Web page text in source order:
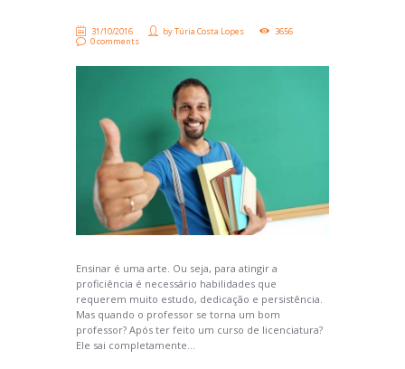
31/10/2016 byTúria Costa Lopes
3656
0 comments
Ensinar é uma arte. Ou seja, para atingir a
proficiência é necessário habilidades que
requerem muito estudo, dedicação e persistência.
Mas quando o professor se torna um bom
professor? Após ter feito um curso de licenciatura?
Ele sai completamente...